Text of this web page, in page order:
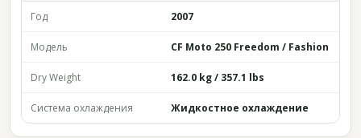
Год 2007
Модель CF Moto 250 Freedom / Fashion
Dry Weight 162.0 kg / 357.1 lbs
Система охлаждения Жидкостное охлаждение